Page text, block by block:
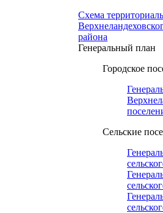
Схема
района
Генеральный план
Городское
Сельские